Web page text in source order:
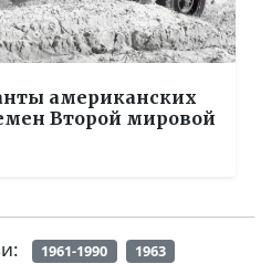
американских
Второй мировой
1961-1990
1963